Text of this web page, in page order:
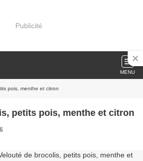
Publicité
MENU
pois, menthe et citron
petits pois, menthe et citron